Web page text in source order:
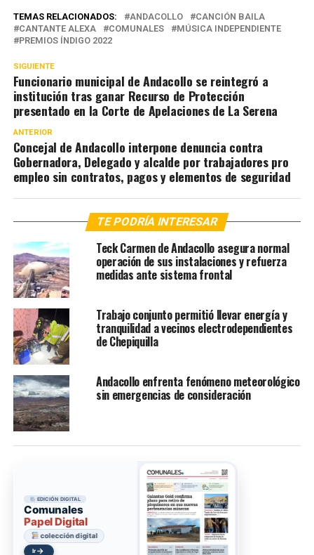
TEMAS RELACIONADOS: ANDACOLLO
CANCIÓN BAILA
CANTANTE ALEXA
COMUNALES
MÚSICA INDEPENDIENTE
PREMIOS ÍNDIGO 2022
SIGUIENTE
Funcionario municipal de Andacollo se reintegró a
institución tras ganar Recurso de Protección
presentado en la Corte de Apelaciones de La Serena
ANTERIOR
Concejal de Andacollo interpone denuncia contra
Gobernadora, Delegado y alcalde por trabajadores pro
empleo sin contratos, pagos y elementos de seguridad
TE PODRÍA INTERESAR
Teck Carmen de Andacollo asegura normal
operación de sus instalaciones y refuerza
medidas ante sistema frontal
Trabajo conjunto permitió llevar energía y
tranquilidad a vecinos electrodependientes
de Chepiquilla
Andacollo enfrenta fenómeno meteorológico
sin emergencias de consideración
EDICIÓN DIGITAL
Comunales
Papel Digital
colección digital
Ir →